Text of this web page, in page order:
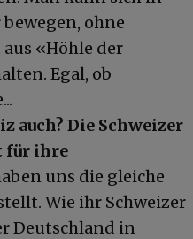
ohne
«Höhle der
Egal, ob
auch? Die Schweizer
für ihre
uns die gleiche
Wie ihr Schweizer
Deutschland in